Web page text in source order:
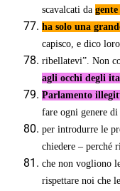
scavalcati da
ha solo una
capisco, e dico
ribellatevi”. Non
agli occhi degli
Parlamento
fare ogni genere di
per introdurre le
chiedere – perché
che non vogliono
rispettare noi che